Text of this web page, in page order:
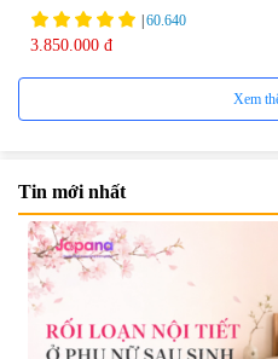
75ml
|60.640
3.850.000 đ
Viên uống bổ não Ribeto Shoji
Ichoha Ekisu Plus - 90 viên
57.920
Xem
Tin mới nhất